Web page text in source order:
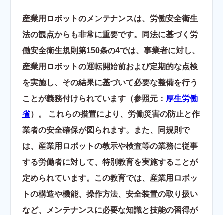
産業用ロボットのメンテナンスは、労働安全衛生
法の観点からも非常に重要です。同法に基づく労
働安全衛生規則第150条の4では、事業者に対し、
産業用ロボットの運転開始前および定期的な点検
を実施し、その結果に基づいて必要な整備を行う
ことが義務付けられています（参照元： 厚生労働
省）。 これらの措置により、労働災害の防止と作
業者の安全確保が図られます。また、同規則で
は、産業用ロボットの教示や検査等の業務に従事
する労働者に対して、特別教育を実施することが
定められています。この教育では、産業用ロボッ
トの構造や機能、操作方法、安全装置の取り扱い
など、メンテナンスに必要な知識と技能の習得が